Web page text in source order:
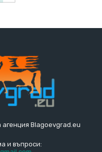
Blagoevgrad.eu
и въпроси: